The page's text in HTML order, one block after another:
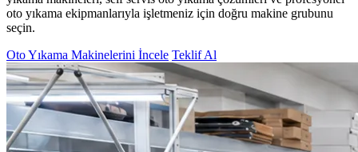
oto yıkama ekipmanlarıyla işletmeniz için doğru makine grubunu
seçin.
Oto Yıkama Makinelerini İncele Teklif Al